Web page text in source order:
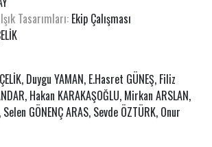
Tasarımları: Ekip Çalışması
Duygu YAMAN, E.Hasret GÜNEŞ, Filiz
Hakan KARAKAŞOĞLU, Mirkan ARSLAN,
Selen GÖNENÇ ARAS, Sevde ÖZTÜRK, Onur